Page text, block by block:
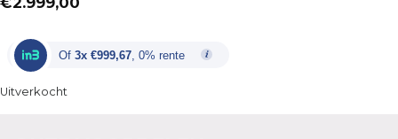
Of 3x €999,67 , 0% rente
Uitverkocht